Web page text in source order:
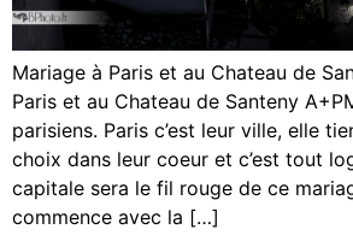
Mariage à Paris et au Chateau de
Paris et au Chateau de Santeny
parisiens. Paris c’est leur ville, elle
choix dans leur coeur et c’est tout
capitale sera le fil rouge de ce
commence avec la […]